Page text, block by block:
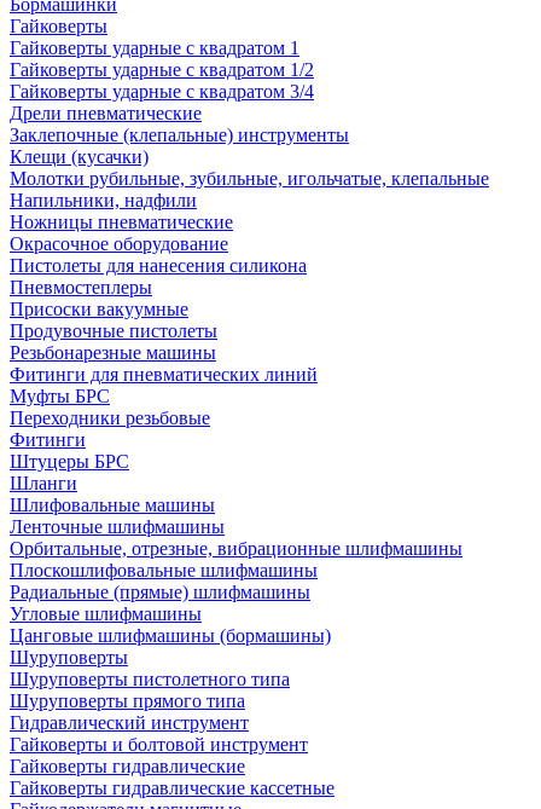
Бормашинки
Гайковерты
Гайковерты ударные с квадратом 1
Гайковерты ударные с квадратом 1/2
Гайковерты ударные с квадратом 3/4
Дрели пневматические
Заклепочные (клепальные) инструменты
Клещи (кусачки)
Молотки рубильные, зубильные, игольчатые, клепальные
Напильники, надфили
Ножницы пневматические
Окрасочное оборудование
Пистолеты для нанесения силикона
Пневмостеплеры
Присоски вакуумные
Продувочные пистолеты
Резьбонарезные машины
Фитинги для пневматических линий
Муфты БРС
Переходники резьбовые
Фитинги
Штуцеры БРС
Шланги
Шлифовальные машины
Ленточные шлифмашины
Орбитальные, отрезные, вибрационные шлифмашины
Плоскошлифовальные шлифмашины
Радиальные (прямые) шлифмашины
Угловые шлифмашины
Цанговые шлифмашины (бормашины)
Шуруповерты
Шуруповерты пистолетного типа
Шуруповерты прямого типа
Гидравлический инструмент
Гайковерты и болтовой инструмент
Гайковерты гидравлические
Гайковерты гидравлические кассетные